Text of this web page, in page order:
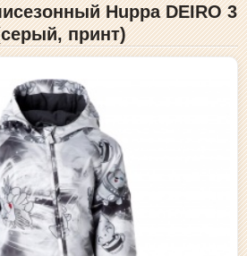
Huppa DEIRO 3
принт)